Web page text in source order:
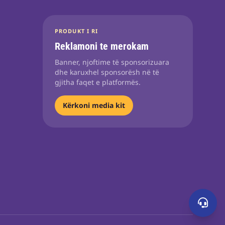
PRODUKT I RI
Reklamoni te merokam
Banner, njoftime të sponsorizuara
dhe karuxhel sponsorësh në të
gjitha faqet e platformës.
Kërkoni media kit